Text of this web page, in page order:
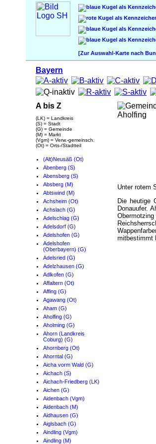
[Zur Auswahl-Karte nach
Bayern
A bis Z
(LK) = Landkreis
(S) = Stadt
(G) = Gemeinde
(M) = Markt
(Vgm) = Verw.-gemeinsch.
(Ot) = Orts-/Stadtteil
(Alt)Neusäß (Ot)
Abenberg (S)
Abensberg (S)
Absberg (M)
Abtswind (M)
Achsheim (Ot)
Achslach (G)
Adelschlag (G)
Adelsdorf (G)
Adelshofen (G)
Adelshofen
(Oberbayern) (G)
Adelsried (G)
Adelzhausen (G)
Adlkofen (G)
Affaltern (Ot)
Affing (G)
Agawang (Ot)
Aham (G)
Aholfing (G)
Aholming (G)
Ahorn (Landkreis
Coburg) (G)
Ahornberg (Ot)
Ahorntal (G)
Aicha vorm Wald (G)
Aichach (S)
Aichach-Friedberg (LK)
Aichen (G)
Aidenbach (Vgm)
Aidenbach (M)
Aidhausen (G)
Aiglsbach (G)
Aindling (Vgm)
Aindling (M)
Unter rotem
Die heutige
Donauufer.
mitbestimmt